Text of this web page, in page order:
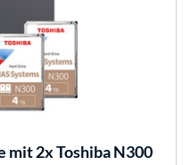
mit 2x Toshiba N300